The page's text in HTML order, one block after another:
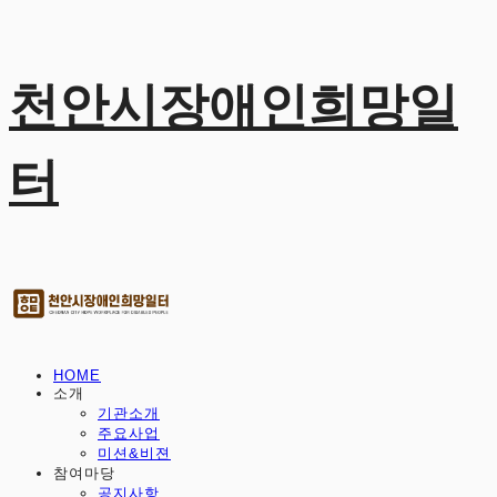
천안시장애인희망일
터
HOME
소개
기관소개
주요사업
미션&비젼
참여마당
공지사항